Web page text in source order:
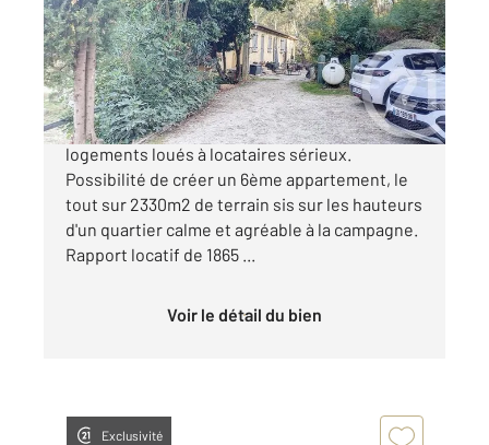
Immeuble à vendre
225 000 €
Spécial investisseurs, bâtiment composé de 5
logements loués à locataires sérieux.
Possibilité de créer un 6ème appartement, le
tout sur 2330m2 de terrain sis sur les hauteurs
d'un quartier calme et agréable à la campagne.
Rapport locatif de 1865 ...
Voir le détail du bien
Exclusivité